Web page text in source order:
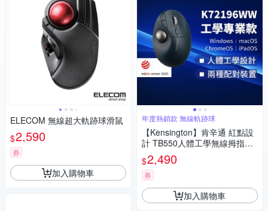
ELECOM 無線超大軌跡球滑鼠
$2,590
券
加入購物車
年度熱銷款 無線軌跡球
【Kensington】肯辛通 紅點設
計 TB550人體工學無線拇指軌
跡球滑鼠
$2,490
券
加入購物車